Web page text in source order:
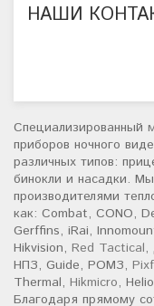
НАШИ
Специализированный
приборов ночного
различных типов:
бинокли и насадки.
производителями
как: Combat, CONO,
Gerffins, iRai,
Hikvision, Red Tactical,
НПЗ, Guide, РОМЗ,
Thermal, Hikmicro,
Благодаря прямому